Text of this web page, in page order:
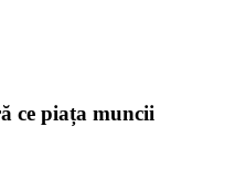
ce piața muncii